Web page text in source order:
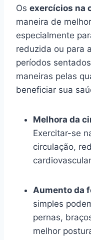
Os exercícios na
maneira de
especialmente
reduzida ou para
períodos
maneiras pelas
beneficiar sua
Melhora da
Exercitar-se
circulação,
Aumento da
simples
pernas,
melhor